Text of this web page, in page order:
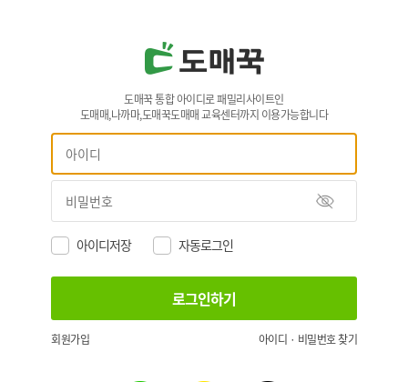
도매꾹 통합 아이디로 패밀리사이트인
도매매,나까마,도매꾹도매매 교육센터까지 이용가능합니다
아이디저장 자동로그인
회원가입 아이디 · 비밀번호 찾기